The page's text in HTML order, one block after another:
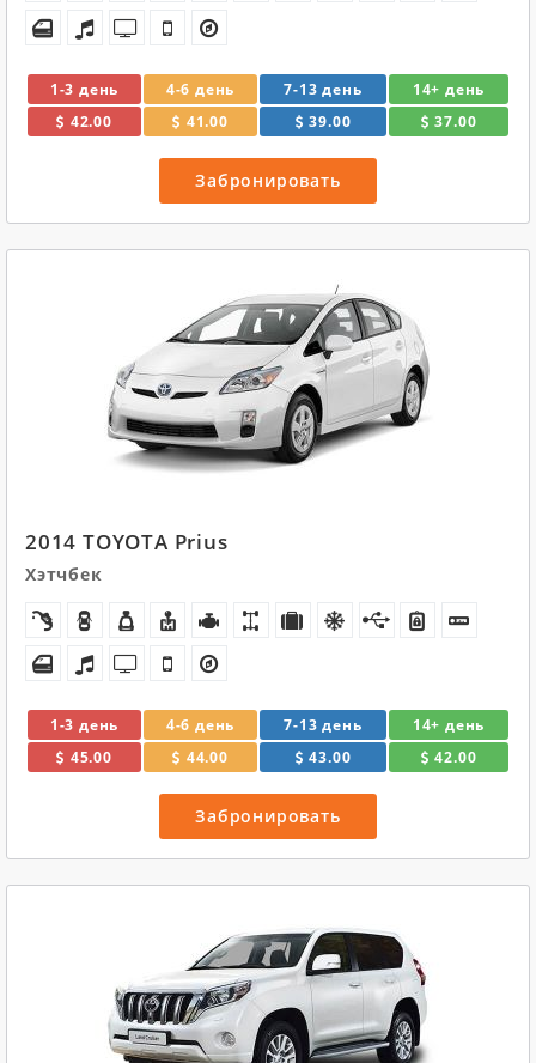
1-3 день 4-6 день 7-13 день
14+ день
42.00
41.00 39.00 37.00
Забронировать
2014 TOYOTA Prius
Хэтчбек
1-3 день 4-6 день 7-13 день
14+ день
45.00
44.00 43.00 42.00
Забронировать